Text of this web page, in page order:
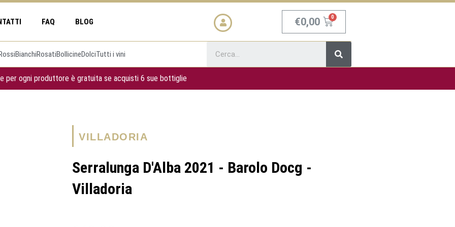
FAQ BLOG €0,00 Carrello
BianchiRosatiBollicineDolciTutti i vini
Cerca
per ogni produttore è gratuita se acquisti 6 sue bottiglie
VILLADORIA
Serralunga D'Alba 2021 - Barolo Docg -
Villadoria